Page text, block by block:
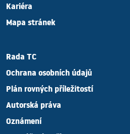
Kariéra
Mapa stránek
Rada TC
Ochrana osobních údajů
Plán rovných příležitostí
Autorská práva
Oznámení